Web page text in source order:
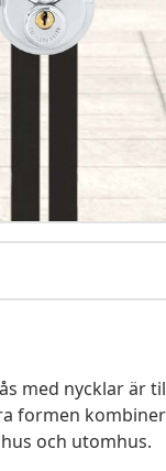
med nycklar är
formen
och utomhus.